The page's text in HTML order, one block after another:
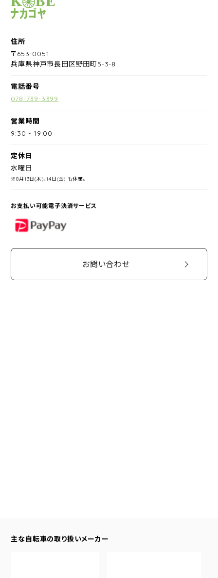
住所
〒653-0051
兵庫県神戸市長田区野田町5-3-8
電話番号
078-739-3399
営業時間
9:30 -19:00
定休日
水曜日
※8月13日(木)、14日(金) も休業。
お支払い可能電子決済サービス
PayPay
お問い合わせ
主な自転車の取り扱いメーカー